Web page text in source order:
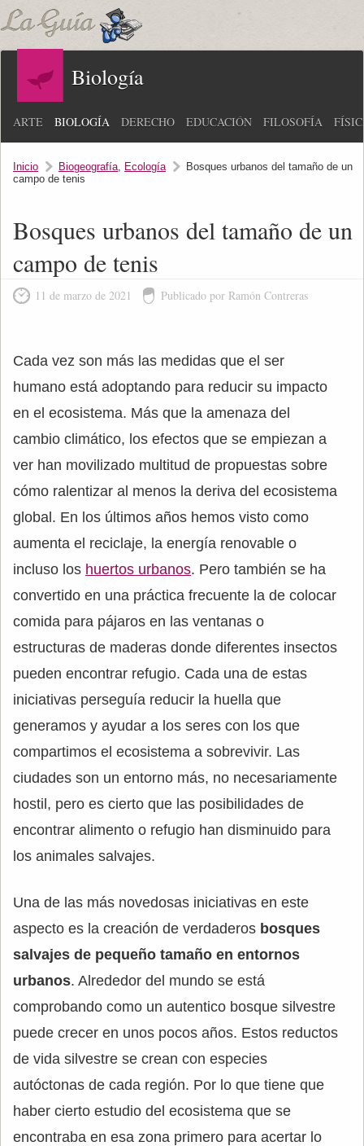
Biología
ARTE BIOLOGÍA DERECHO EDUCACIÓN FILOSOFÍA
Inicio Biogeografía, Ecología
Bosques urbanos del tamaño de un
campo de tenis
Bosques urbanos del tamaño de un
campo de tenis
11 de marzo de 2021 Publicado por Ramón Contreras
Cada vez son más las medidas que el ser
humano está adoptando para reducir su impacto
en el ecosistema. Más que la amenaza del
cambio climático, los efectos que se empiezan a
ver han movilizado multitud de propuestas sobre
cómo ralentizar al menos la deriva del ecosistema
global. En los últimos años hemos visto como
aumenta el reciclaje, la energía renovable o
incluso los huertos urbanos. Pero también se ha
convertido en una práctica frecuente la de colocar
comida para pájaros en las ventanas o
estructuras de maderas donde diferentes insectos
pueden encontrar refugio. Cada una de estas
iniciativas perseguía reducir la huella que
generamos y ayudar a los seres con los que
compartimos el ecosistema a sobrevivir. Las
ciudades son un entorno más, no necesariamente
hostil, pero es cierto que las posibilidades de
encontrar alimento o refugio han disminuido para
los animales salvajes.
Una de las más novedosas iniciativas en este
aspecto es la creación de verdaderos bosques
salvajes de pequeño tamaño en entornos
urbanos. Alrededor del mundo se está
comprobando como un autentico bosque silvestre
puede crecer en unos pocos años. Estos reductos
de vida silvestre se crean con especies
autóctonas de cada región. Por lo que tiene que
haber cierto estudio del ecosistema que se
encontraba en esa zona primero para acertar lo